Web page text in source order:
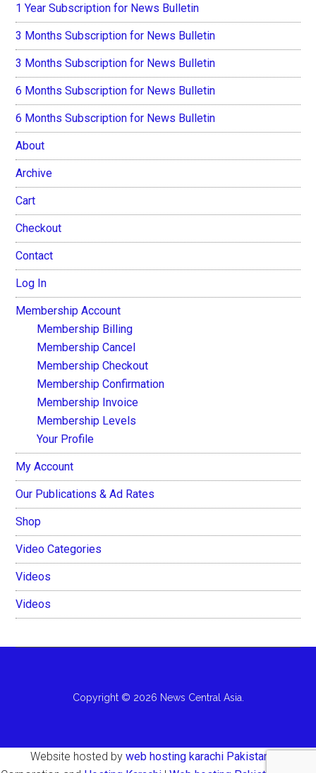
1 Year Subscription for News Bulletin
3 Months Subscription for News Bulletin
3 Months Subscription for News Bulletin
6 Months Subscription for News Bulletin
6 Months Subscription for News Bulletin
About
Archive
Cart
Checkout
Contact
Log In
Membership Account
Membership Billing
Membership Cancel
Membership Checkout
Membership Confirmation
Membership Invoice
Membership Levels
Your Profile
My Account
Our Publications & Ad Rates
Shop
Video Categories
Videos
Videos
Copyright © 2026 News Central Asia.
Website hosted by web hosting karachi Pakistan